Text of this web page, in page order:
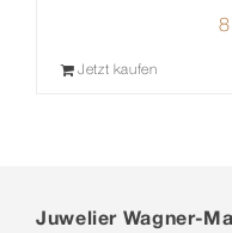
Jetzt kaufen
Juwelier Wagner-